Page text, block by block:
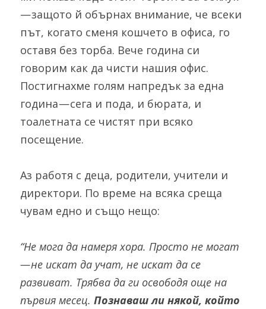
— защото й обърнах внимание, че всеки
път, когато сменя кошчето в офиса, го
оставя без торба. Вече година си
говорим как да чисти нашия офис.
Постигнахме голям напредък за една
година — сега и пода, и бюрата, и
тоалетната се чистят при всяко
посещение.
Аз работя с деца, родители, учители и
директори. По време на всяка среща
чувам едно и също нещо:
“Не мога да намеря хора. Просто не могат
— не искат да учат, не искат да се
развиват. Трябва да ги освободя още на
първия месец. Познаваш ли някой, който